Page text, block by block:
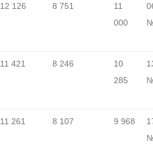
12 126 8 751
11
000
11 421 8 246
10
285
11 261 8 107 9 968